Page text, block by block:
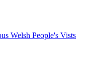
Welsh People's Vists